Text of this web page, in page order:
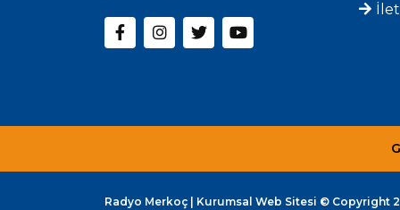
Radyo Merkoç | Kurumsal Web Sitesi © Copyright